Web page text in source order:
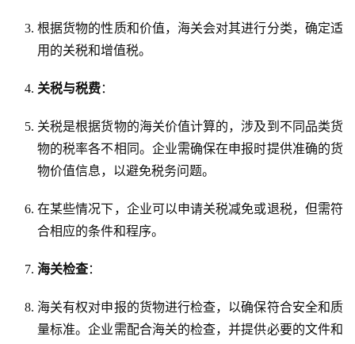
根据货物的性质和价值，海关会对其进行分类，确定适
用的关税和增值税。
关税与税费：
关税是根据货物的海关价值计算的，涉及到不同品类货
物的税率各不相同。企业需确保在申报时提供准确的货
物价值信息，以避免税务问题。
在某些情况下，企业可以申请关税减免或退税，但需符
合相应的条件和程序。
海关检查：
海关有权对申报的货物进行检查，以确保符合安全和质
量标准。企业需配合海关的检查，并提供必要的文件和